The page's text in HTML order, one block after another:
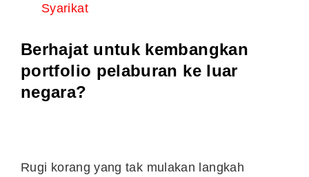
Syarikat
Berhajat untuk kembangkan
portfolio pelaburan ke luar
negara?
Rugi korang yang tak mulakan langkah